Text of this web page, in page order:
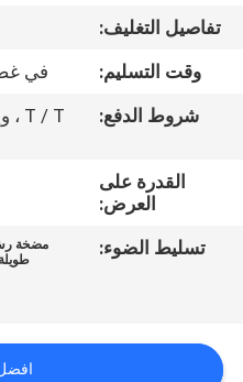
مراقبة
الجودة
أخبار
تفاصيل التغليف:
وقت التسليم:
في غضون 15-20 يومًا
شروط الدفع:
القدرة على
العرض:
تسليط الضوء:
مضخة
طويلة 1.5cc ، مضخة رش سائل ISO9001 1.5cc